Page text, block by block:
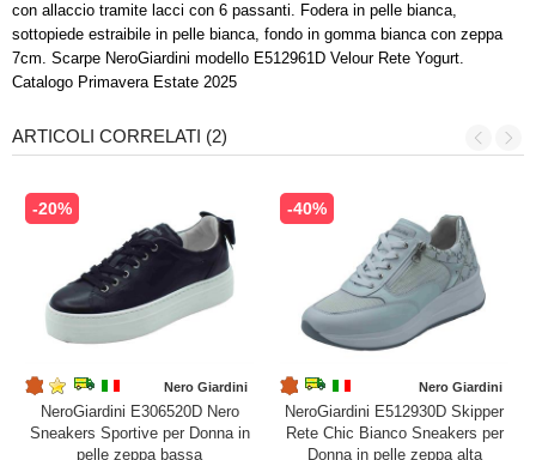
con allaccio tramite lacci con 6 passanti. Fodera in pelle bianca,
sottopiede estraibile in pelle bianca, fondo in gomma bianca con zeppa
7cm. Scarpe NeroGiardini modello E512961D Velour Rete Yogurt.
Catalogo Primavera Estate 2025
ARTICOLI CORRELATI (2)
-20%
Nero Giardini
NeroGiardini E306520D Nero
Sneakers Sportive per Donna in
pelle zeppa bassa
-40%
Nero Giardini
NeroGiardini E512930D Skipper
Rete Chic Bianco Sneakers per
Donna in pelle zeppa alta